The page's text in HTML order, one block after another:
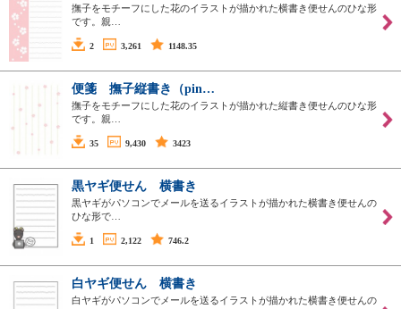
撫子をモチーフにした花のイラストが描かれた横書き便せんのひな形
です。親…
2 3,261 1148.35
便箋 撫子縦書き（pin…
撫子をモチーフにした花のイラストが描かれた縦書き便せんのひな形
です。親…
35 9,430 3423
黒ヤギ便せん 横書き
黒ヤギがパソコンでメールを送るイラストが描かれた横書き便せんの
ひな形で…
1 2,122 746.2
白ヤギ便せん 横書き
白ヤギがパソコンでメールを送るイラストが描かれた横書き便せんの